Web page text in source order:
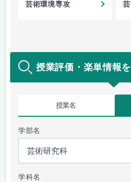
芸術環境専攻
授業評価・楽単情報
授業名
学部名
学科名